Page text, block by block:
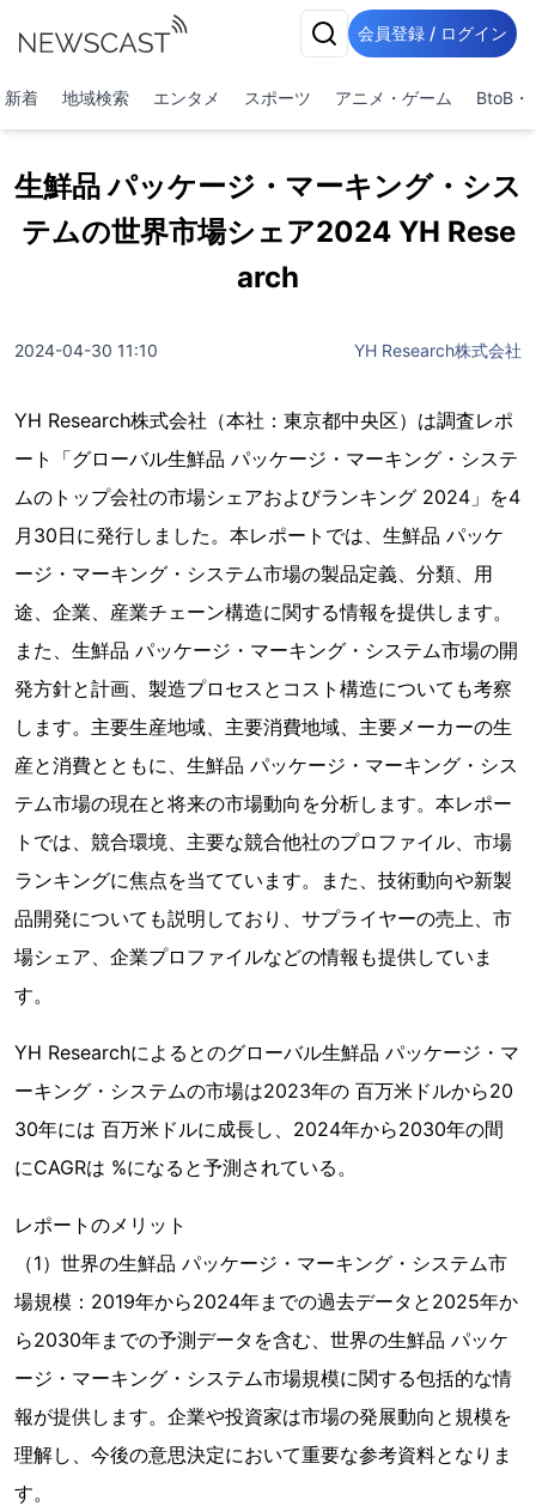
会員登録 / ログイン
新着 地域検索 エンタメ スポーツ アニメ・ゲーム BtoB・
生鮮品 パッケージ・マーキング・シス
テムの世界市場シェア2024 YH Rese
arch
2024-04-30 11:10 YH Research株式会社
YH Research株式会社（本社：東京都中央区）は調査レポ
ート「グローバル生鮮品 パッケージ・マーキング・システ
ムのトップ会社の市場シェアおよびランキング 2024」を4
月30日に発行しました。本レポートでは、生鮮品 パッケ
ージ・マーキング・システム市場の製品定義、分類、用
途、企業、産業チェーン構造に関する情報を提供します。
また、生鮮品 パッケージ・マーキング・システム市場の開
発方針と計画、製造プロセスとコスト構造についても考察
します。主要生産地域、主要消費地域、主要メーカーの生
産と消費とともに、生鮮品 パッケージ・マーキング・シス
テム市場の現在と将来の市場動向を分析します。本レポー
トでは、競合環境、主要な競合他社のプロファイル、市場
ランキングに焦点を当てています。また、技術動向や新製
品開発についても説明しており、サプライヤーの売上、市
場シェア、企業プロファイルなどの情報も提供していま
す。
YH Researchによるとのグローバル生鮮品 パッケージ・マ
ーキング・システムの市場は2023年の 百万米ドルから20
30年には 百万米ドルに成長し、2024年から2030年の間
にCAGRは %になると予測されている。
レポートのメリット
（1）世界の生鮮品 パッケージ・マーキング・システム市
場規模：2019年から2024年までの過去データと2025年か
ら2030年までの予測データを含む、世界の生鮮品 パッケ
ージ・マーキング・システム市場規模に関する包括的な情
報が提供します。企業や投資家は市場の発展動向と規模を
理解し、今後の意思決定において重要な参考資料となりま
す。